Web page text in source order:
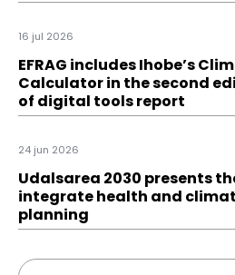
16 jul 2026
EFRAG includes Ihobe’s
Calculator in the second
of digital tools report
24 jun 2026
Udalsarea 2030 presents
integrate health and
planning